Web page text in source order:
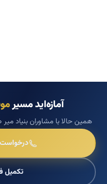
آمازه‌اید مسیر
همین حالا با مشاوران بنیاد
درخواست
تکمیل